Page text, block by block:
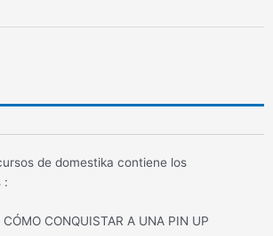
de domestika contiene los
:
CONQUISTAR A UNA PIN UP